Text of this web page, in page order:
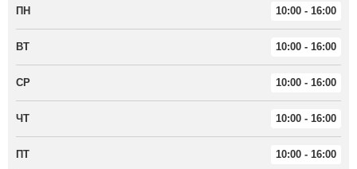
ПН 10:00 - 16:00
ВТ 10:00 - 16:00
СР 10:00 - 16:00
ЧТ 10:00 - 16:00
ПТ 10:00 - 16:00